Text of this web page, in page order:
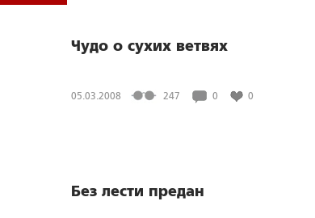
Чудо о сухих ветвях
05.03.2008 247 0 0
Без лести предан